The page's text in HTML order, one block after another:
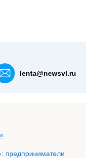
lenta@newsvl.ru
предприниматели